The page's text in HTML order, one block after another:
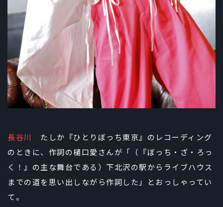
長谷川
たしか『ひとりぼっち東京』のレコーディング
のときに、作詞の樋口愛さんが「（『ぼっち・ざ・ろっ
く！』の主な舞台である）下北沢の駅からライブハウス
までの道を思い出しながら作詞した」とおっしゃってい
て。